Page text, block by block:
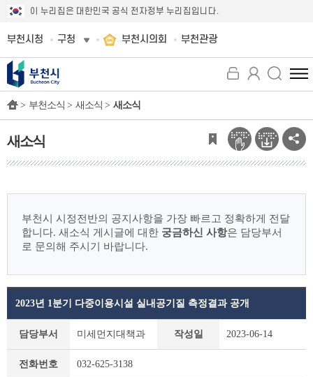
이 누리집은 대한민국 공식 전자정부 누리집입니다.
부천시청 구청 부천시의회 부천관광
전
체
뉴
보
기
> 부천소식 > 새소식 > 새소식
새소식
부천시 시정전반의 공지사항을 가장 빠르고 정확하게 전달
합니다. 새소식 게시글에 대한 궁금하신 사항은 담당부서
로 문의해 주시기 바랍니다.
2023년 1분기 다중이용시설 실내공기질 측정결과 공개
담당부서 미세먼지대책과 작성일 2023-06-14
전화번호 032-625-3138